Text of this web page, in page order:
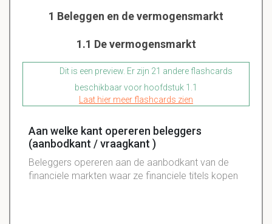
1 Beleggen en de vermogensmarkt
1.1 De vermogensmarkt
Dit is een preview. Er zijn 21 andere flashcards
beschikbaar voor hoofdstuk 1.1
Laat hier meer flashcards zien
Aan welke kant opereren beleggers
(aanbodkant / vraagkant )
Beleggers opereren aan de aanbodkant van de
financiele markten waar ze financiele titels kopen